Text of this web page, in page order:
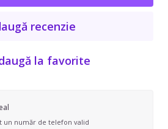
recenzie
la favorite
un număr de telefon valid